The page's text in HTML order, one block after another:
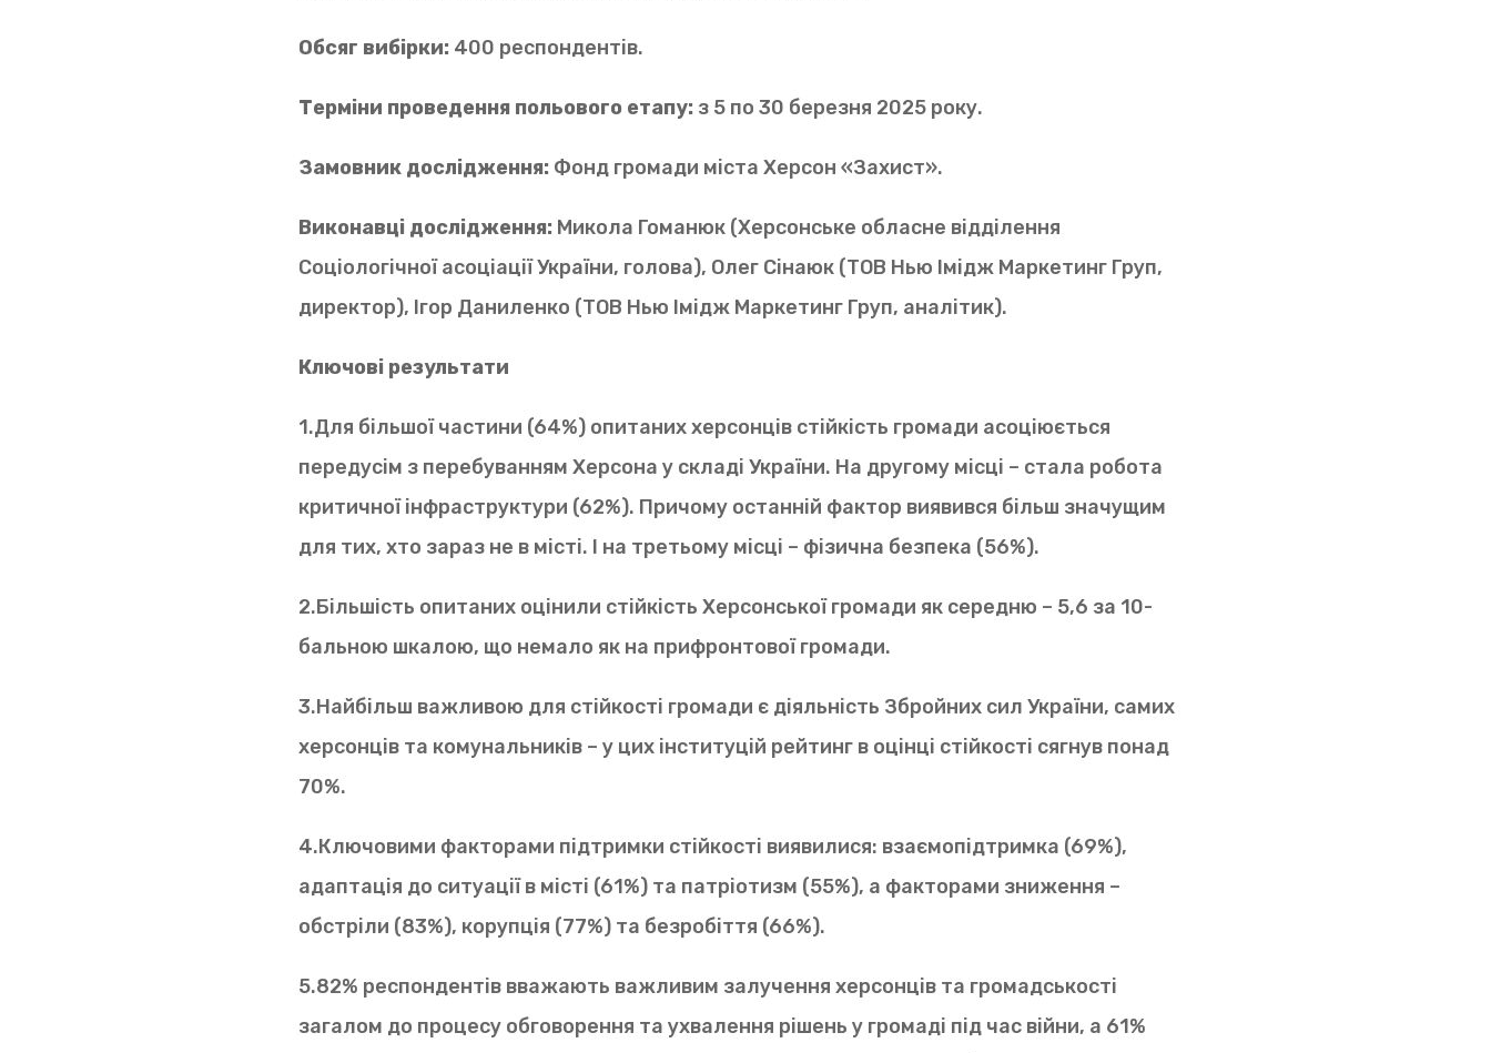
Обсяг вибірки: 400 респондентів.
Терміни проведення польового етапу: з 5 по 30 березня 2025 року.
Замовник дослідження:Фонд громади міста Херсон «Захист».
Виконавці дослідження:Микола Гоманюк (Херсонське обласне відділення
Соціологічної асоціації України, голова), Олег Сінаюк (ТОВ Нью Імідж Маркетинг Груп,
директор), Ігор Даниленко (ТОВ Нью Імідж Маркетинг Груп, аналітик).
Ключові результати
1.Для більшої частини (64%) опитаних херсонців стійкість громади асоціюється
передусім з перебуванням Херсона у складі України. На другому місці – стала робота
критичної інфраструктури (62%). Причому останній фактор виявився більш значущим
для тих, хто зараз не в місті. І на третьому місці – фізична безпека (56%).
2.Більшість опитаних оцінили стійкість Херсонської громади як середню – 5,6 за 10-
бальною шкалою, що немало як на прифронтової громади.
3.Найбільш важливою для стійкості громади є діяльність Збройних сил України, самих
херсонців та комунальників – у цих інституцій рейтинг в оцінці стійкості сягнув понад
70%.
4.Ключовими факторами підтримки стійкості виявилися: взаємопідтримка (69%),
адаптація до ситуації в місті (61%) та патріотизм (55%), а факторами зниження –
обстріли (83%), корупція (77%) та безробіття (66%).
5.82% респондентів вважають важливим залучення херсонців та громадськості
загалом до процесу обговорення та ухвалення рішень у громаді під час війни, а 61%